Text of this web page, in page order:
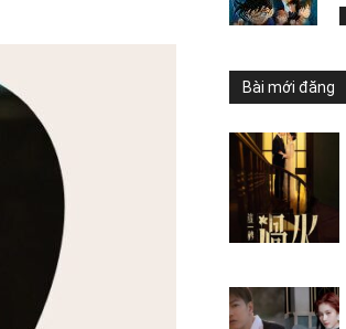
Bài mới đăng